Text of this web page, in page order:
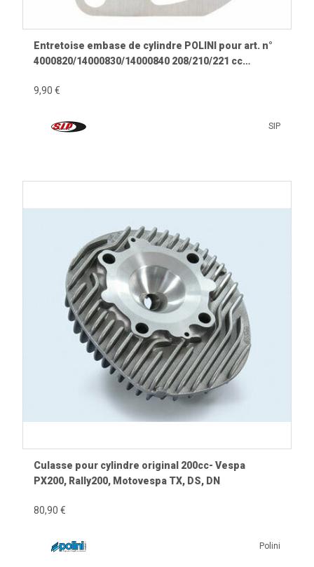
Entretoise embase de cylindre POLINI pour art. n°
4000820/14000830/14000840 208/210/221 cc
9,90 €
SIP
Culasse pour cylindre original 200cc- Vespa
PX200, Rally200, Motovespa TX, DS, DN
80,90 €
Polini